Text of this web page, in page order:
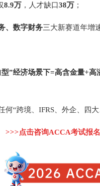
8.9万，人才缺口38万；
、数字财务三大新赛道年增
”经济场景下=高含金量+
何“跨境、IFRS、外企、四大
>>>点击咨询ACCA考试报